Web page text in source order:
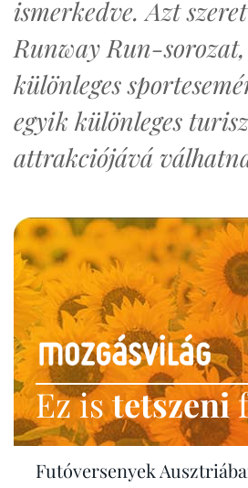
ismerkedve. Azt
Runway Run-
különleges
egyik különleges
attrakciójává
Ez istetszeni
Futóversenyek